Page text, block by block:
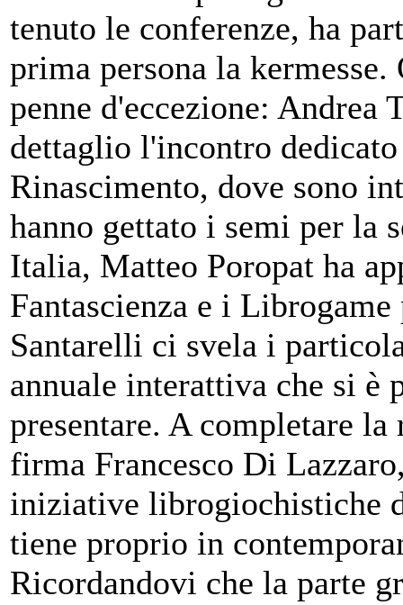
tenuto le conferenze, ha
prima persona la
penne d'eccezione:
dettaglio l'incontro
Rinascimento, dove sono
hanno gettato i semi per la
Italia, Matteo Poropat ha
Fantascienza e i
Santarelli ci svela i
annuale interattiva che si è
presentare. A completare
firma Francesco Di
iniziative librogiochistiche
tiene proprio in
Ricordandovi che la parte